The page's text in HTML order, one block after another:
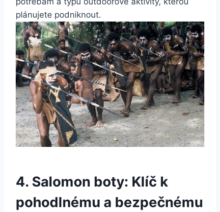
⁣plánujete podniknout.
4.‍ Salomon boty: Klíč k
pohodlnému ⁣a‌ bezpečnému